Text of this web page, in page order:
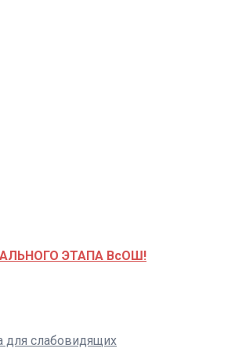
ЭТАПА ВсОШ!
для слабовидящих